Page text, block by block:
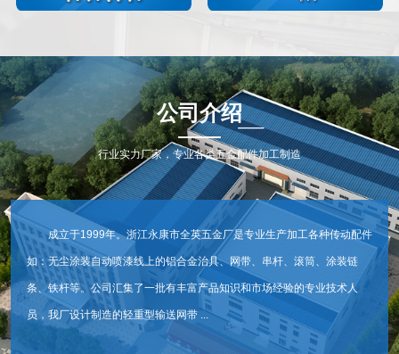
公司介绍
行业实力厂家，专业各类五金配件加工制造
成立于1999年。浙江永康市全英五金厂是专业生产加工各种传动配件
如：无尘涂装自动喷漆线上的铝合金治具、网带、串杆、滚筒、涂装链
条、铁杆等。公司汇集了一批有丰富产品知识和市场经验的专业技术人
员，我厂设计制造的轻重型输送网带 ...